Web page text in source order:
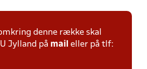
denne række skal
Jylland på mail eller på tlf: